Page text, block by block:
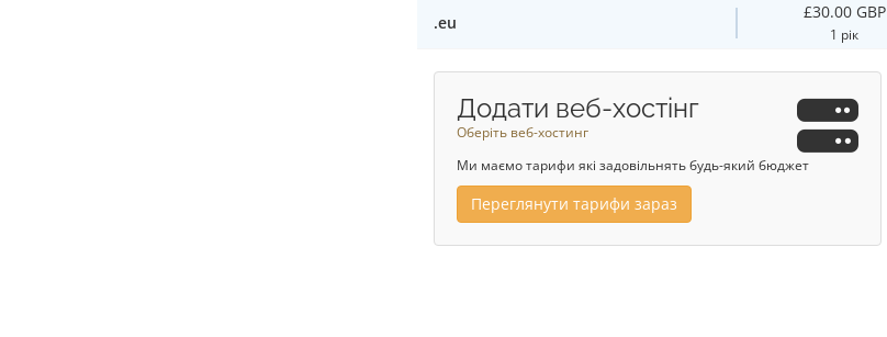
.eu
£30.00 GBP
1 рік
Додати веб-хостінг
Оберіть веб-хостинг
Ми маємо тарифи які задовільнять будь-який бюджет
Переглянути тарифи зараз